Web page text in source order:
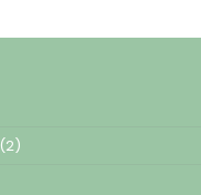
(2)